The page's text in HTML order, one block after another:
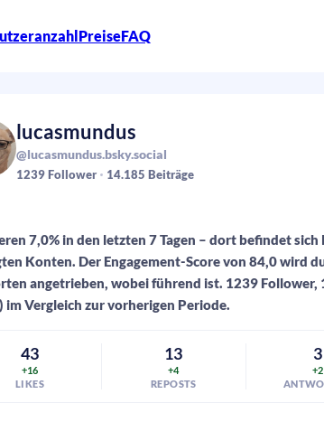
PreiseFAQ
lucasmundus
@lucasmundus.bsky.social
1239Follower 14.185 Beiträge
7,0% in den letzten 7 Tagen – dort befindet
Konten. Der Engagement-Score von 84,0 wird
angetrieben, wobei führend ist. 1239 Follower,
im Vergleich zur vorherigen Periode.
43
+16
LIKES
13
+4
REPOSTS
3
+2